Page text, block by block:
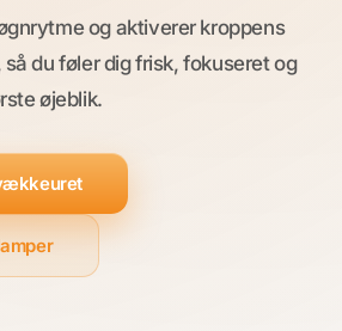
og aktiverer kroppens
du føler dig frisk, fokuseret og
øjeblik.